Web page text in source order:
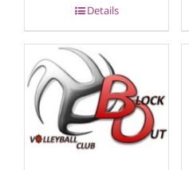
Details